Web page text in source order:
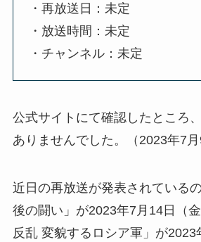
・再放送日：未定
・放送時間：未定
・チャンネル：未定
公式サイトにて確認したところ
ありませんでした。（2023年7月
近日の再放送が発表されている
後の闘い」が2023年7月14日（
反乱 変貌するロシア軍」が2023